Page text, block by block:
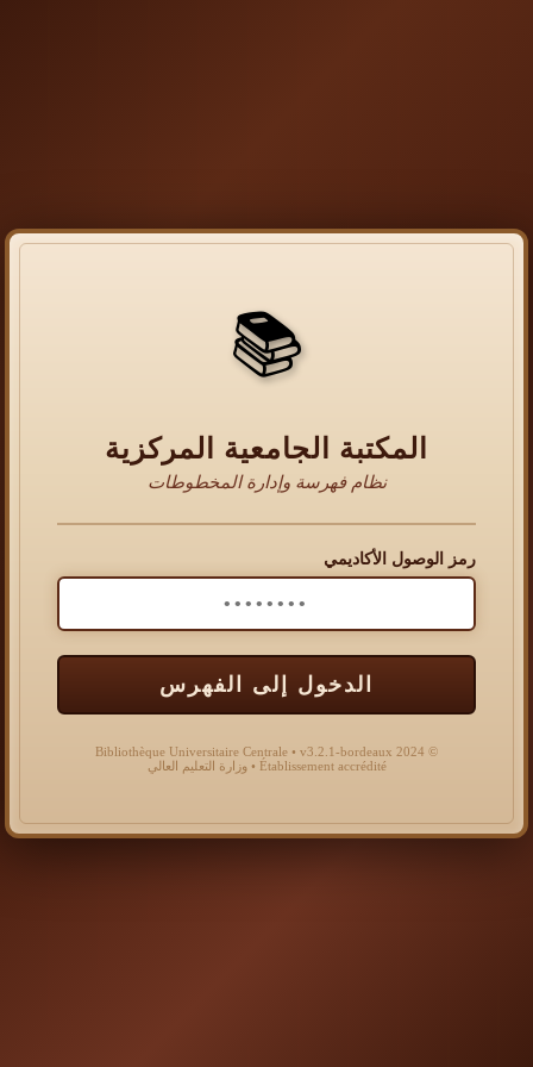
📚
المكتبة الجامعية المركزية
نظام فهرسة وإدارة المخطوطات
رمز الوصول الأكاديمي
الدخول إلى الفهرس
© 2024 Bibliothèque Universitaire Centrale • v3.2.1-bordeaux
Établissement accrédité • وزارة التعليم العالي